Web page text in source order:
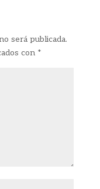
será publicada.
con *